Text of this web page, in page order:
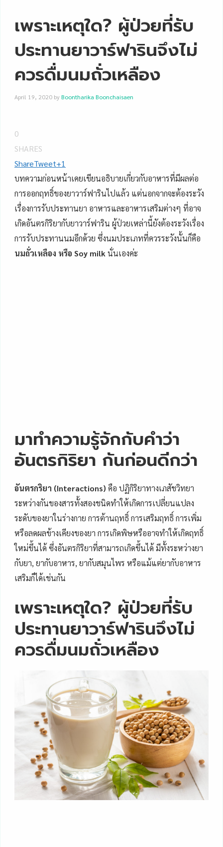
เพราะเหตุใด? ผู้ป่วยที่รับ
ประทานยาวาร์ฟารินจึงไม่
ควรดื่มนมถั่วเหลือง
April 19, 2020 by Boontharika Boonchaisaen
0
SHARES
ShareTweet+1
บทความก่อนหน้าเคยเขียนอธิบายเกี่ยวกับอาหารที่มีผลต่อ
การออกฤทธิ์ของยาวาร์ฟารินไปแล้ว แต่นอกจากจะต้องระวัง
เรื่องการรับประทานยา อาหารและอาหารเสริมต่างๆ ที่อาจ
เกิดอันตรกิริยากับยาวาร์ฟาริน ผู้ป่วยเหล่านี้ยังต้องระวังเรื่อง
การรับประทานนมอีกด้วย ซึ่งนมประเภทที่ควรระวังนั้นก็คือ
นมถั่วเหลือง หรือ Soy milk นั่นเองค่ะ
มาทำความรู้จักกับคำว่า
อันตรกิริยา กันก่อนดีกว่า
อันตรกริยา (Interactions) คือ ปฏิกิริยาทางเภสัชวิทยา
ระหว่างกันของสารทั้งสองชนิดทำให้เกิดการเปลี่ยนแปลง
ระดับของยาในร่างกาย การต้านฤทธิ์ การเสริมฤทธิ์ การเพิ่ม
หรือลดผลข้างเคียงของยา การเกิดพิษหรืออาจทำให้เกิดฤทธิ์
ใหม่ขึ้นได้ ซึ่งอันตรกิริยาที่สามารถเกิดขึ้นได้ มีทั้งระหว่างยา
กับยา, ยากับอาหาร, ยากับสมุนไพร หรือแม้แต่ยากับอาหาร
เสริมก็ได้เช่นกัน
เพราะเหตุใด? ผู้ป่วยที่รับ
ประทานยาวาร์ฟารินจึงไม่
ควรดื่มนมถั่วเหลือง